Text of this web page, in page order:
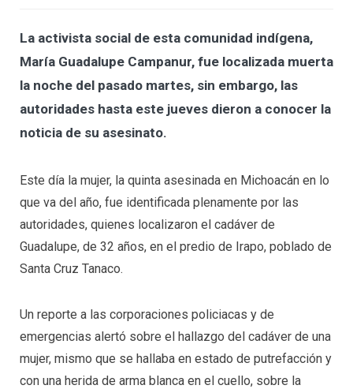
La activista social de esta comunidad indígena,
María Guadalupe Campanur, fue localizada muerta
la noche del pasado martes, sin embargo, las
autoridades hasta este jueves dieron a conocer la
noticia de su asesinato.
Este día la mujer, la quinta asesinada en Michoacán en lo
que va del año, fue identificada plenamente por las
autoridades, quienes localizaron el cadáver de
Guadalupe, de 32 años, en el predio de Irapo, poblado de
Santa Cruz Tanaco.
Un reporte a las corporaciones policiacas y de
emergencias alertó sobre el hallazgo del cadáver de una
mujer, mismo que se hallaba en estado de putrefacción y
con una herida de arma blanca en el cuello, sobre la